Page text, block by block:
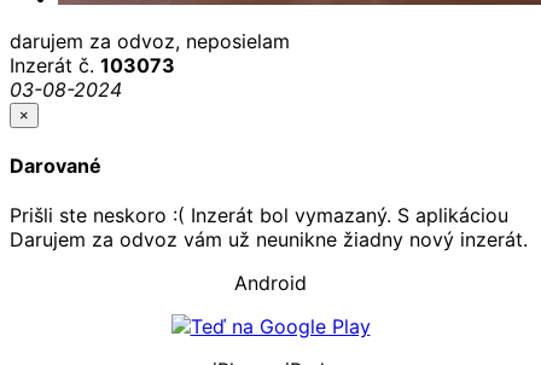
darujem za odvoz, neposielam
Inzerát č. 103073
03-08-2024
×
Darované
Prišli ste neskoro :( Inzerát bol vymazaný. S aplikáciou
Darujem za odvoz vám už neunikne žiadny nový inzerát.
Android